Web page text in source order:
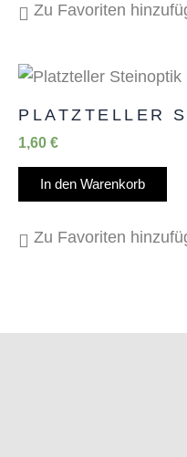
Zu Favoriten
PLATZTELLER
1,60 €
In den Warenkorb
Zu Favoriten